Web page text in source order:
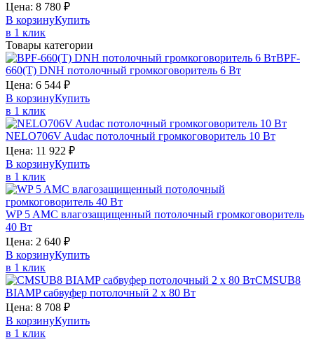
Цена: 8 780 ₽
В корзинуКупить
в 1 клик
Товары категории
BPF-
660(T) DNH потолочный громкоговоритель 6 Вт
Цена: 6 544 ₽
В корзинуКупить
в 1 клик
NELO706VAudac потолочный громкоговоритель 10 Вт
Цена: 11 922 ₽
В корзинуКупить
в 1 клик
WP 5AMC влагозащищенный потолочный громкоговоритель
40 Вт
Цена: 2 640 ₽
В корзинуКупить
в 1 клик
CMSUB8
BIAMPсабвуфер потолочный 2 х 80 Вт
Цена: 8 708 ₽
В корзинуКупить
в 1 клик